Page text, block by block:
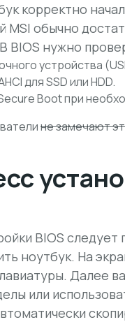
корректно
MSI обычно
BIOS нужно
устройства
для SSD или HDD.
Boot при
не замечают
BIOS
ноутбук. На
Далее
или